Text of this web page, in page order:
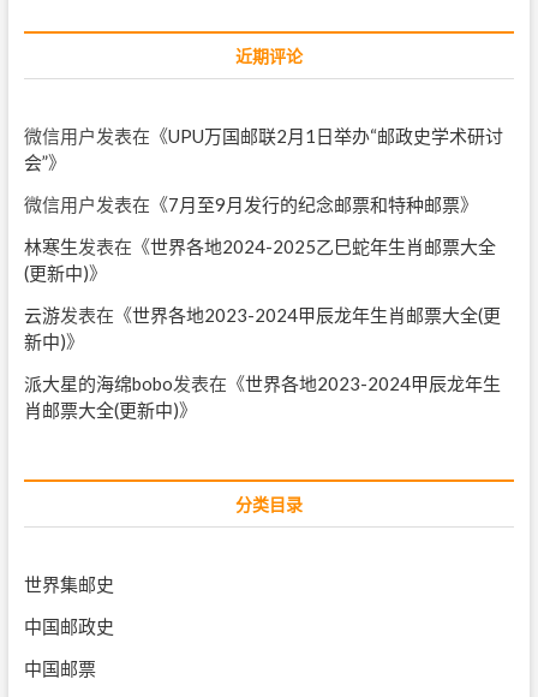
近期评论
微信用户发表在《UPU万国邮联2月1日举办“邮政史学术研讨
会”》
微信用户发表在《7月至9月发行的纪念邮票和特种邮票》
林寒生发表在《世界各地2024-2025乙巳蛇年生肖邮票大全
(更新中)》
云游发表在《世界各地2023-2024甲辰龙年生肖邮票大全(更
新中)》
派大星的海绵bobo发表在《世界各地2023-2024甲辰龙年生
肖邮票大全(更新中)》
分类目录
世界集邮史
中国邮政史
中国邮票